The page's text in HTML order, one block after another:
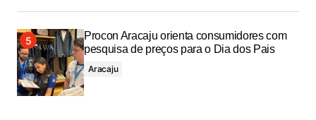
Procon Aracaju orienta consumidores com
pesquisa de preços para o Dia dos Pais
Aracaju